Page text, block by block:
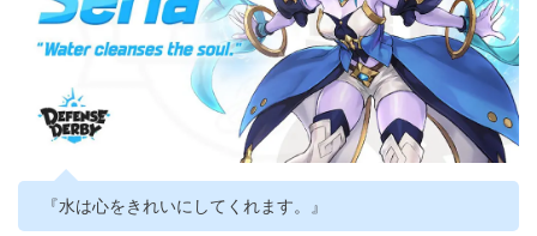
『水は心をきれいにしてくれます。』